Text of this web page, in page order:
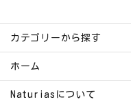
カテゴリーから探す
ホーム
Naturiasについて